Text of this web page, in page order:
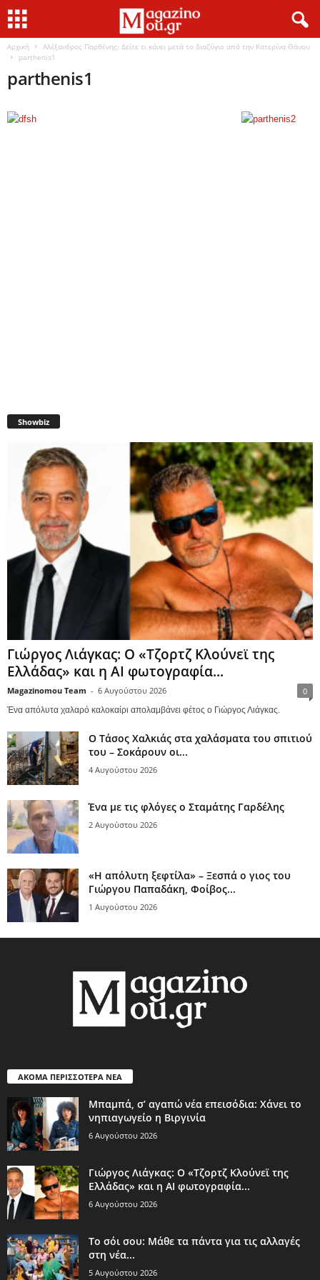
Αρχική
Αλέξανδρος Παρθένης: Δείτε τι κάνει μετά το διαζύγιο από την Κατερίνα Θάνου
parthenis1
parthenis1
Showbiz
Γιώργος Λιάγκας: Ο «Τζορτζ Κλούνεϊ της
Ελλάδας» και η AI φωτογραφία...
Magazinomou Team - 6 Αυγούστου 2026 0
Ένα απόλυτα χαλαρό καλοκαίρι απολαμβάνει φέτος ο Γιώργος Λιάγκας.
Ο Τάσος Χαλκιάς στα χαλάσματα του σπιτιού
του – Σοκάρουν οι...
4 Αυγούστου 2026
Ένα με τις φλόγες ο Σταμάτης Γαρδέλης
2 Αυγούστου 2026
«Η απόλυτη ξεφτίλα» – Ξεσπά ο γιος του
Γιώργου Παπαδάκη, Φοίβος...
1 Αυγούστου 2026
ΑΚΟΜΑ ΠΕΡΙΣΣΟΤΕΡΑ ΝΕΑ
Μπαμπά, σ’ αγαπώ νέα επεισόδια: Χάνει το
νηπιαγωγείο η Βιργινία
6 Αυγούστου 2026
Γιώργος Λιάγκας: Ο «Τζορτζ Κλούνεϊ της
Ελλάδας» και η AI φωτογραφία...
6 Αυγούστου 2026
Το σόι σου: Μάθε τα πάντα για τις αλλαγές
στη νέα...
5 Αυγούστου 2026